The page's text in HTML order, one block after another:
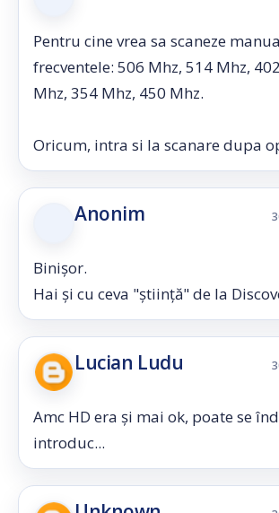
Pentru cine vrea sa scaneze
frecventele: 506 Mhz, 514 Mhz,
Mhz, 354 Mhz, 450 Mhz.
Oricum, intra si la scanare dupa
Anonim
Binișor.
Hai și cu ceva "știință" de la
Lucian Ludu
Amc HD era și mai ok, poate se
introduc...